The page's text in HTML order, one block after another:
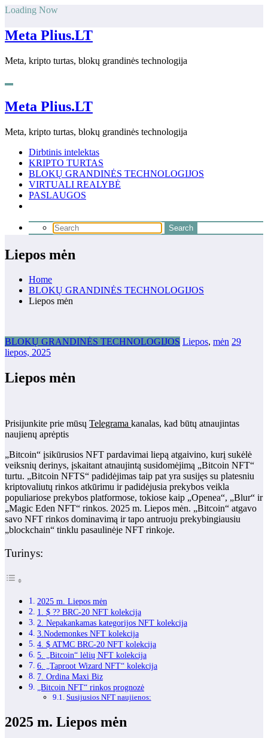
Skip
content
Loading Now
Meta Plius.LT
Meta, kripto turtas, blokų grandinės technologija
Meta Plius.LT
Meta, kripto turtas, blokų grandinės technologija
Dirbtinis intelektas
KRIPTO TURTAS
BLOKŲ GRANDINĖS TECHNOLOGIJOS
VIRTUALI REALYBĖ
PASLAUGOS
Liepos mėn
Home
BLOKŲ GRANDINĖS TECHNOLOGIJOS
Liepos mėn
BLOKŲ GRANDINĖS TECHNOLOGIJOS Liepos, mėn 29
liepos, 2025
Liepos mėn
Prisijunkite prie mūsų Telegrama kanalas, kad būtų atnaujintas
naujienų aprėptis
„Bitcoin“ įsikūrusios NFT pardavimai liepą atgaivino, kurį sukėlė
veiksnių derinys, įskaitant atnaujintą susidomėjimą „Bitcoin NFT“
turtu. „Bitcoin NFTS“ padidėjimas taip pat yra susijęs su platesniu
kriptovaliutų rinkos atkūrimu ir padidėjusia prekybos veikla
populiariose prekybos platformose, tokiose kaip „Openea“, „Blur“ ir
„Magic Eden NFT“ rinkos. 2025 m. Liepos mėn. „Bitcoin“ atgavo
savo NFT rinkos dominavimą ir tapo antruoju prekybingiausiu
„blockchain“ tinklu pasaulinėje NFT rinkoje.
Turinys:
2025 m. Liepos mėn
1. $ ?? BRC-20 NFT kolekcija
2. Nepakankamas kategorijos NFT kolekcija
3.Nodemonkes NFT kolekcija
4. $ ATMC BRC-20 NFT kolekcija
5. „Bitcoin“ lėlių NFT kolekcija
6. „Taproot Wizard NFT“ kolekcija
7. Ordina Maxi Biz
„Bitcoin NFT“ rinkos prognozė
Susijusios NFT naujienos:
2025 m. Liepos mėn